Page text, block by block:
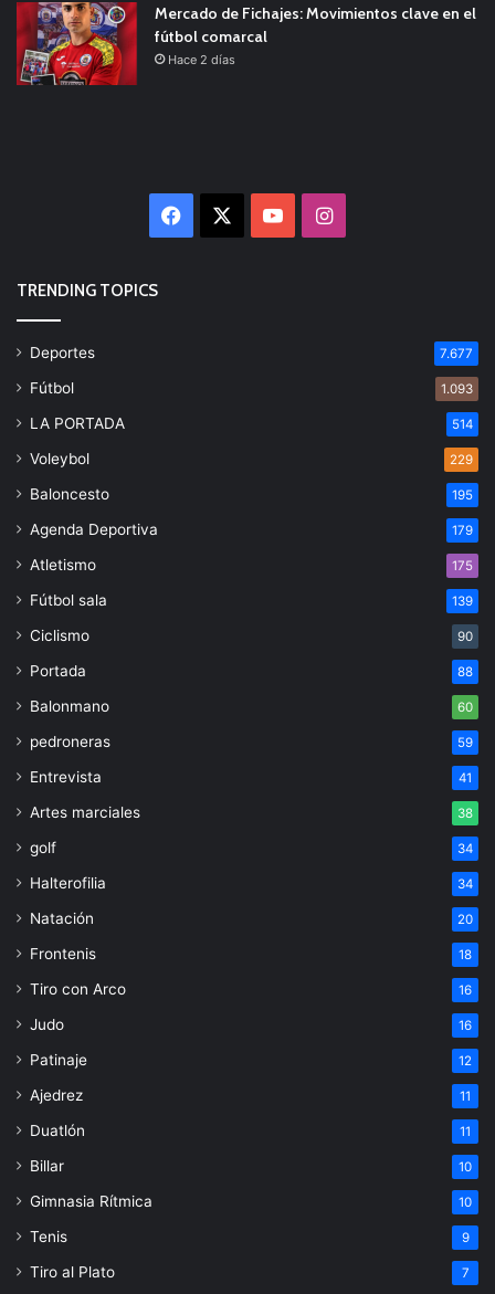
Mercado de Fichajes: Movimientos clave en el
fútbol comarcal
Hace 2 días
Facebook YouTubeInstagram
TRENDING TOPICS
Deportes 7.677
Fútbol 1.093
LA PORTADA 514
Voleybol 229
Baloncesto 195
Agenda Deportiva 179
Atletismo 175
Fútbol sala 139
Ciclismo 90
Portada 88
Balonmano 60
pedroneras 59
Entrevista 41
Artes marciales 38
golf 34
Halterofilia 34
Natación 20
Frontenis 18
Tiro con Arco 16
Judo 16
Patinaje 12
Ajedrez 11
Duatlón 11
Billar 10
Gimnasia Rítmica 10
Tenis 9
Tiro al Plato 7